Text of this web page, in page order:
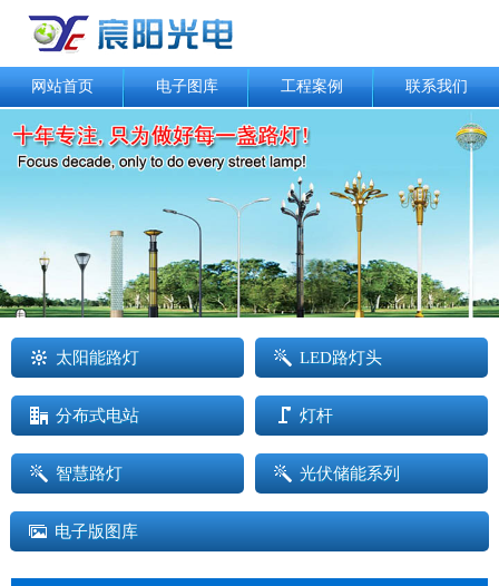
网站首页 电子图库 工程案例 联系我们
太阳能路灯 LED路灯头
分布式电站 灯杆
智慧路灯 光伏储能系列
电子版图库